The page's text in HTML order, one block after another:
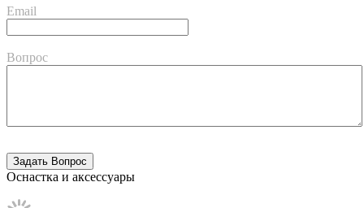
Email
Вопрос
Оснастка и аксессуары